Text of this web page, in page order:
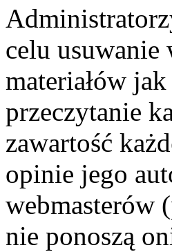
celu usuwanie
materiałów
przeczytanie
zawartość
opinie jego
webmasterów
nie ponoszą